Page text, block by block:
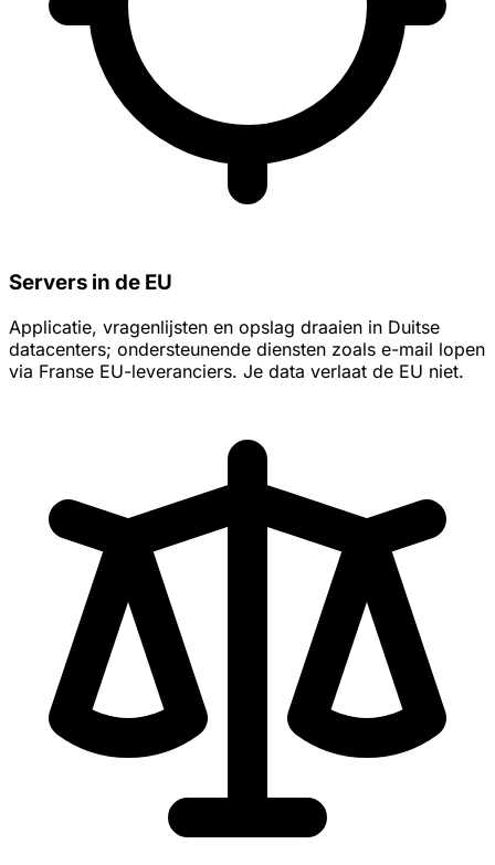
Servers in de EU
Applicatie, vragenlijsten en opslag draaien in Duitse
datacenters; ondersteunende diensten zoals e-mail lopen
via Franse EU-leveranciers. Je data verlaat de EU niet.